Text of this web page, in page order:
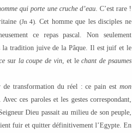
qui porte une cruche d’eau. C’est rare !
(Jn 4) Cet homme que les disciples ne
ce repas pascal. Non seulement
la tradition juive de la Pâque. Il est juif et le
sur la coupe de vin , et lechant de psaumes
de transformation du réel : ce pain est mon
Avec ces paroles et les gestes correspondant,
Dieu passait au milieu de son peuple,
fuir et quitter définitivement l’Egypte. En